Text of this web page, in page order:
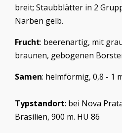
breit; Staubblätter in 2
Narben gelb.
Frucht: beerenartig, mit
braunen, gebogenen
Samen: helmförmig, 0,8 - 1
Typstandort: bei Nova
Brasilien, 900 m. HU 86